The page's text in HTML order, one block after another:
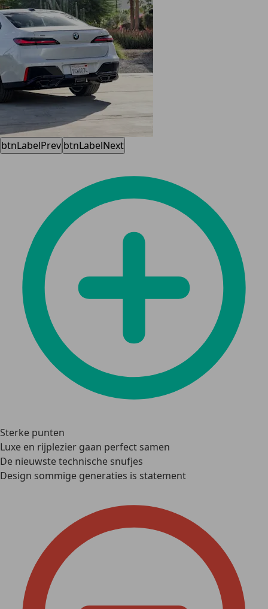
btnLabelPrev btnLabelNext
Sterke punten
Luxe en rijplezier gaan perfect samen
De nieuwste technische snufjes
Design sommige generaties is statement